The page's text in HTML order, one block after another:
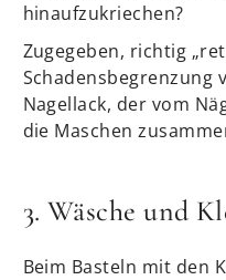
hinaufzukriechen?
Zugegeben, richtig
Schadensbegrenzung
Nagellack, der vom
die Maschen
3. Wäsche und
Beim Basteln mit den